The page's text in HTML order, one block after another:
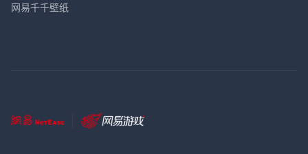
网易千千壁纸